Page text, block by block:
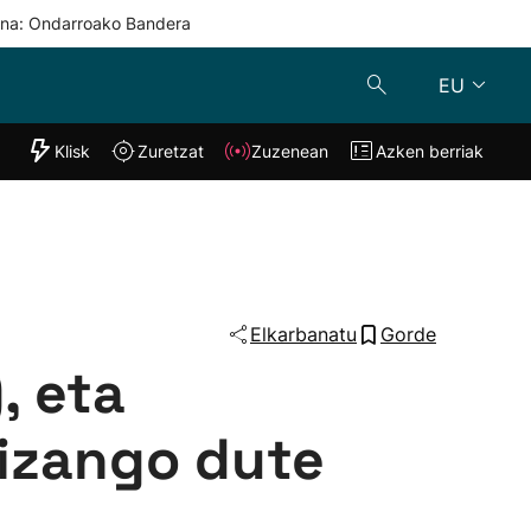
Ondarroako Bandera
EU
"Helmuga"
Klisk Zuzenean
Klisk Zuretzat Zuzenean Azken berriak
Elkarbanatu Gorde
eta
dute